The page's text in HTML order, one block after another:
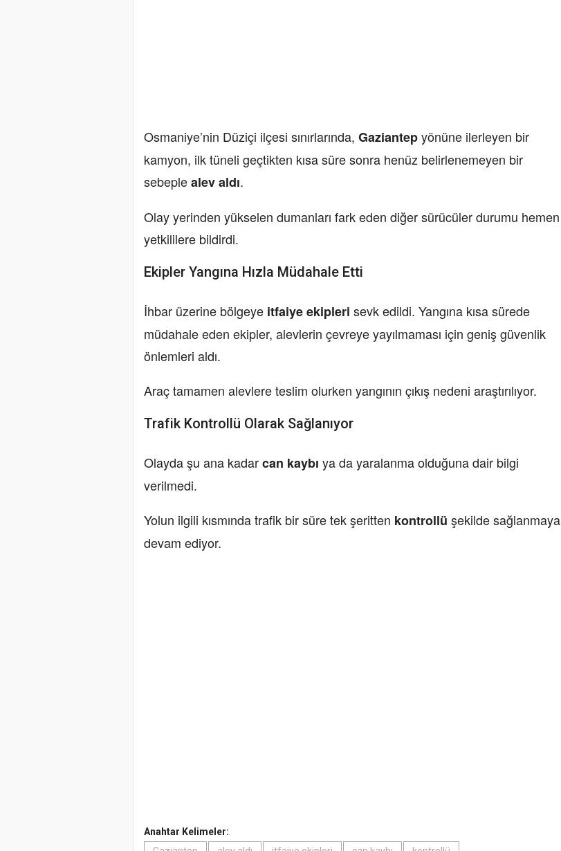
Osmaniye’nin Düziçi ilçesi sınırlarında, Gaziantepyönüne ilerleyen bir
kamyon, ilk tüneli geçtikten kısa süre sonra henüz belirlenemeyen bir
sebeplealev aldı.
Olay yerinden yükselen dumanları fark eden diğer sürücüler durumu hemen
yetkililere bildirdi.
Ekipler Yangına Hızla Müdahale Etti
İhbar üzerine bölgeye itfaiye ekipleri sevk edildi. Yangına kısa sürede
müdahale eden ekipler, alevlerin çevreye yayılmaması için geniş güvenlik
önlemleri aldı.
Araç tamamen alevlere teslim olurken yangının çıkış nedeni araştırılıyor.
Trafik Kontrollü Olarak Sağlanıyor
Olayda şu ana kadarcan kaybı ya da yaralanma olduğuna dair bilgi
verilmedi.
Yolun ilgili kısmında trafik bir süre tek şeritten kontrollü şekilde sağlanmaya
devam ediyor.
Anahtar Kelimeler: